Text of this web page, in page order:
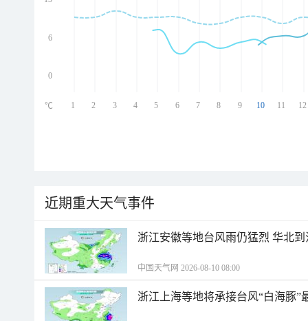
6
0
1 2 3 4 5 6 7 8 9 10 11 12
℃
近期重大天气事件
浙江安徽等地台风雨仍猛烈 华北
中国天气网 2026-08-10 08:00
浙江上海等地将承接台风“白海豚”